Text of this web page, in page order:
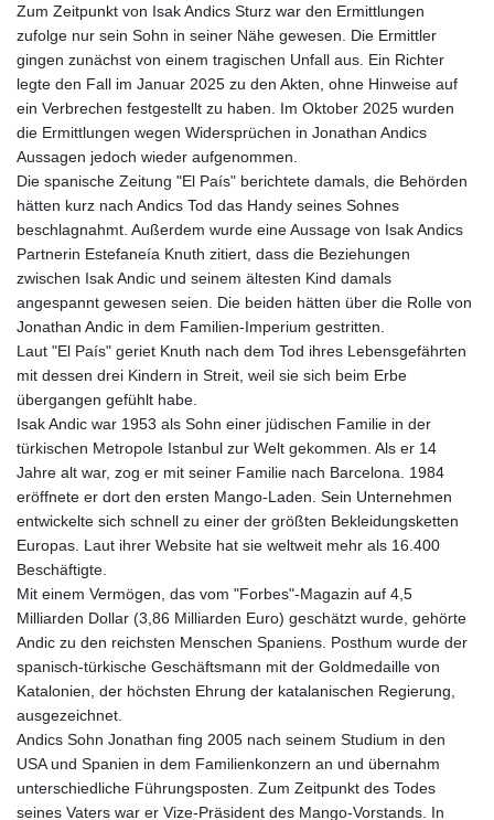
Zum Zeitpunkt von Isak Andics Sturz war den Ermittlungen
zufolge nur sein Sohn in seiner Nähe gewesen. Die Ermittler
gingen zunächst von einem tragischen Unfall aus. Ein Richter
legte den Fall im Januar 2025 zu den Akten, ohne Hinweise auf
ein Verbrechen festgestellt zu haben. Im Oktober 2025 wurden
die Ermittlungen wegen Widersprüchen in Jonathan Andics
Aussagen jedoch wieder aufgenommen.
Die spanische Zeitung "El País" berichtete damals, die Behörden
hätten kurz nach Andics Tod das Handy seines Sohnes
beschlagnahmt. Außerdem wurde eine Aussage von Isak Andics
Partnerin Estefaneía Knuth zitiert, dass die Beziehungen
zwischen Isak Andic und seinem ältesten Kind damals
angespannt gewesen seien. Die beiden hätten über die Rolle von
Jonathan Andic in dem Familien-Imperium gestritten.
Laut "El País" geriet Knuth nach dem Tod ihres Lebensgefährten
mit dessen drei Kindern in Streit, weil sie sich beim Erbe
übergangen gefühlt habe.
Isak Andic war 1953 als Sohn einer jüdischen Familie in der
türkischen Metropole Istanbul zur Welt gekommen. Als er 14
Jahre alt war, zog er mit seiner Familie nach Barcelona. 1984
eröffnete er dort den ersten Mango-Laden. Sein Unternehmen
entwickelte sich schnell zu einer der größten Bekleidungsketten
Europas. Laut ihrer Website hat sie weltweit mehr als 16.400
Beschäftigte.
Mit einem Vermögen, das vom "Forbes"-Magazin auf 4,5
Milliarden Dollar (3,86 Milliarden Euro) geschätzt wurde, gehörte
Andic zu den reichsten Menschen Spaniens. Posthum wurde der
spanisch-türkische Geschäftsmann mit der Goldmedaille von
Katalonien, der höchsten Ehrung der katalanischen Regierung,
ausgezeichnet.
Andics Sohn Jonathan fing 2005 nach seinem Studium in den
USA und Spanien in dem Familienkonzern an und übernahm
unterschiedliche Führungsposten. Zum Zeitpunkt des Todes
seines Vaters war er Vize-Präsident des Mango-Vorstands. In